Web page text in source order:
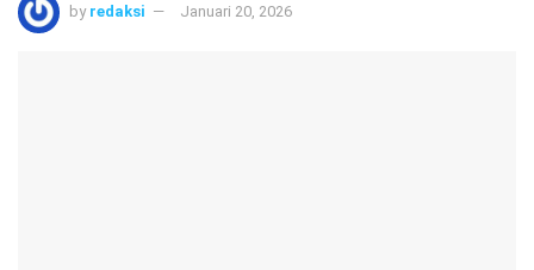
by redaksi Januari 20, 2026